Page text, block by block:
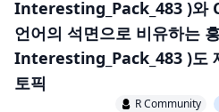
Interesting_Pack_483 )와
언어의 석면으로 비유하는
Interesting_Pack_483 )도
토픽
R Community